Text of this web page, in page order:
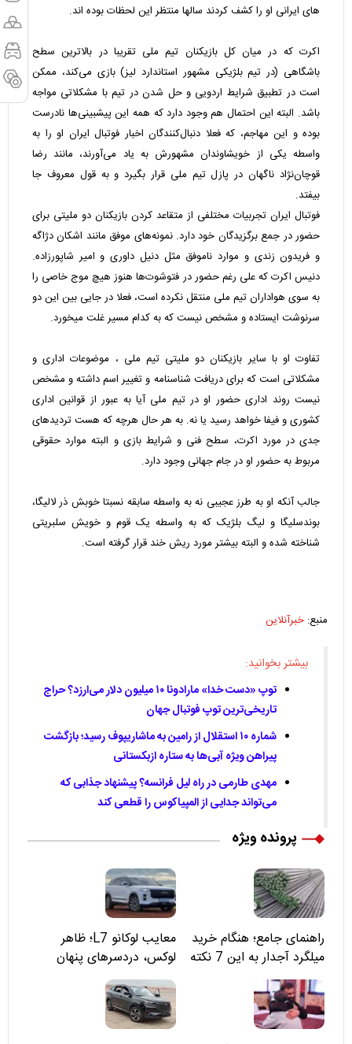
های ایرانی او را کشف کردند سالها منتظر این لحظات بوده اند.
اکرت که در میان کل بازیکنان تیم ملی تقریبا در بالاترین سطح
باشگاهی (در تیم بلژیکی مشهور استاندارد لیز) بازی می‌کند، ممکن
است در تطبیق شرایط اردویی و حل شدن در تیم با مشکلاتی مواجه
باشد. البته این احتمال هم وجود دارد که همه این پیشبینی‌ها نادرست
بوده و این مهاجم، که فعلا دنبال‌کنندگان اخبار فوتبال ایران او را به
واسطه یکی از خویشاوندان مشهورش به یاد می‌آورند، مانند رضا
قوچان‌نژاد ناگهان در پازل تیم ملی قرار بگیرد و به قول معروف جا
بیفتد.
فوتبال ایران تجربیات مختلفی از متقاعد کردن بازیکنان دو ملیتی برای
حضور در جمع برگزیدگان خود دارد. نمونه‌های موفق مانند اشکان دژاگه
و فریدون زندی و موارد ناموفق مثل دنیل داوری و امیر شاپورزاده.
دنیس اکرت که علی رغم حضور در فتوشوت‌ها هنوز هیچ موج خاصی را
به سوی هواداران تیم ملی منتقل نکرده است، فعلا در جایی بین این دو
سرنوشت ایستاده و مشخص نیست که به کدام مسیر غلت میخورد.
تفاوت او با سایر بازیکنان دو ملیتی تیم ملی ، موضوعات اداری و
مشکلاتی است که برای دریافت شناسنامه و تغییر اسم داشته و مشخص
نیست روند اداری حضور او در تیم ملی آیا به عبور از قوانین اداری
کشوری و فیفا خواهد رسید یا نه. به هر حال هرچه که هست تردیدهای
جدی در مورد اکرت، سطح فنی و شرایط بازی و البته موارد حقوقی
مربوط به حضور او در جام جهانی وجود دارد.
جالب آنکه او به طرز عجیبی نه به واسطه سابقه نسبتا خوبش ذر لالیگا،
بوندسلیگا و لیگ بلژیک که به واسطه یک قوم و خویش سلبریتی
شناخته شده و البته بیشتر مورد ریش خند قرار گرفته است.
منبع: خبرآنلاین
بیشتر بخوانید:
توپ «دست خدا» مارادونا ۱۰ میلیون دلار می‌ارزد؟ حراج
تاریخی‌ترین توپ فوتبال جهان
شماره ۱۰ استقلال از رامین به ماشاریپوف رسید؛ بازگشت
پیراهن ویژه آبی‌ها به ستاره ازبکستانی
مهدی طارمی در راه لیل فرانسه؟ پیشنهاد جذابی که
می‌تواند جدایی از المپیاکوس را قطعی کند
پرونده ویژه
راهنمای جامع؛ هنگام خرید
میلگرد آجدار به این 7 نکته
توجه کنید
معایب لوکانو L7؛ ظاهر
لوکس، دردسرهای پنهان